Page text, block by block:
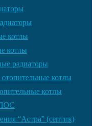
котлы
котлы
радиаторы
котлы
котлы
“Астра” (септик)